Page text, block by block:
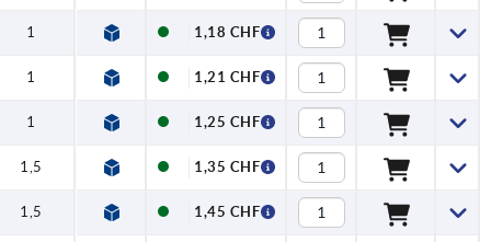
1 1,18 CHF
1 1,21 CHF
1 1,25 CHF
1,5 1,35 CHF
1,5 1,45 CHF